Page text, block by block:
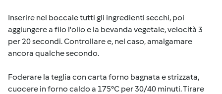
Inserire nel boccale tutti gli ingredienti secchi, poi
aggiungere a filo l'olio e la bevanda vegetale, velocità 3
per 20 secondi. Controllare e, nel caso, amalgamare
ancora qualche secondo.
Foderare la teglia con carta forno bagnata e strizzata,
cuocere in forno caldo a 175°C per 30/40 minuti. Tirare